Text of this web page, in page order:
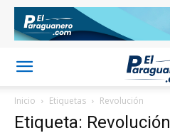
Inicio Etiquetas Revolución
Etiqueta: Revolución